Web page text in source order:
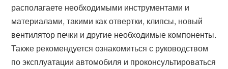
располагаете необходимыми инструментами и
материалами, такими как отвертки, клипсы, новый
вентилятор печки и другие необходимые компоненты.
Также рекомендуется ознакомиться с руководством
по эксплуатации автомобиля и проконсультироваться